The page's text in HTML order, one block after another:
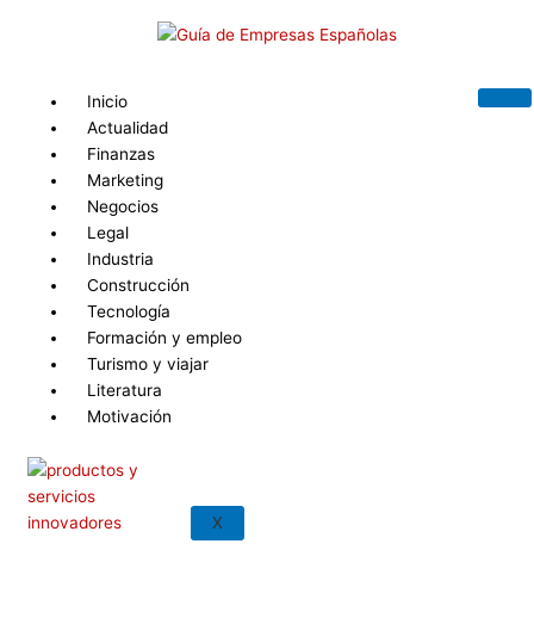
Inicio
Actualidad
Finanzas
Marketing
Negocios
Legal
Industria
Construcción
Tecnología
Formación y empleo
Turismo y viajar
Literatura
Motivación
X